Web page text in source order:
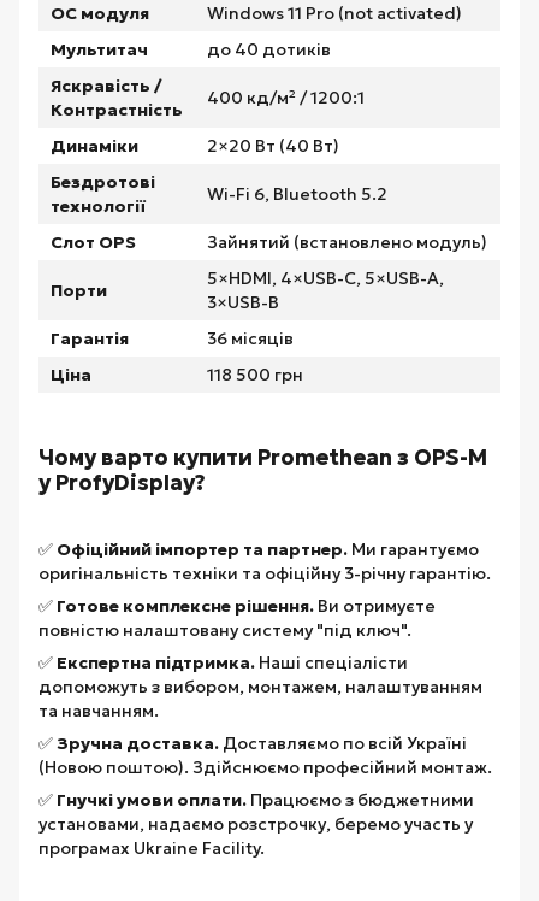
ОС модуля
Windows 11 Pro (not activated)
Мультитач
до 40 дотиків
Яскравість /
Контрастність
400 кд/м² / 1200:1
Динаміки
2×20 Вт (40 Вт)
Бездротові
технології
Wi-Fi 6, Bluetooth 5.2
Слот OPS Зайнятий (встановлено модуль)
Порти
5×HDMI, 4×USB-C, 5×USB-A,
3×USB-B
Гарантія
36 місяців
Ціна
118 500 грн
Чому варто купити Promethean з OPS-M
у ProfyDisplay?
✅ Офіційний імпортер та партнер. Ми гарантуємо
оригінальність техніки та офіційну 3-річну гарантію.
✅ Готове комплексне рішення. Ви отримуєте
повністю налаштовану систему "під ключ".
✅ Експертна підтримка. Наші спеціалісти
допоможуть з вибором, монтажем, налаштуванням
та навчанням.
✅Зручна доставка. Доставляємо по всій Україні
(Новою поштою). Здійснюємо професійний монтаж.
✅ Гнучкі умови оплати. Працюємо з бюджетними
установами, надаємо розстрочку, беремо участь у
програмах Ukraine Facility.